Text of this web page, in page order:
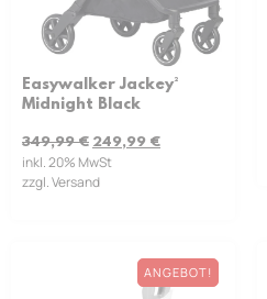
Easywalker Jackey²
Midnight Black
349,99€ 249,99 €
inkl. 20% MwSt
zzgl. Versand
ANGEBOT!